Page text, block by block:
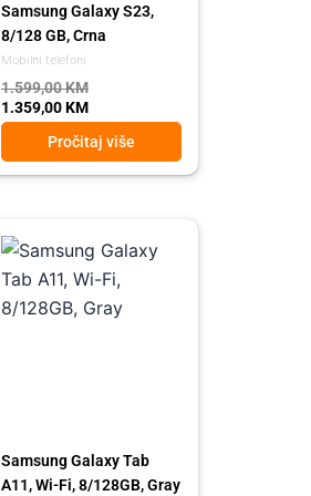
Mobilni telefoni
Samsung Galaxy S23,
8/128 GB, Crna
1.599,00KM
1.359,00KM
Pročitaj više
Samsung Galaxy Tab
A11, Wi-Fi, 8/128GB, Gray
price
469,00 KM.
price
419,00 KM.